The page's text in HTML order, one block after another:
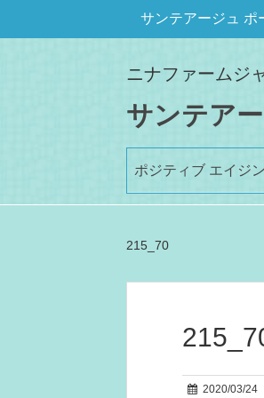
サンテアージュ ポ
ニナファームジ
サンテア
ポジティブ エイジ
215_70
2020/03/24